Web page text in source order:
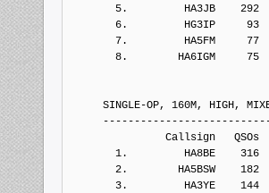
5.         HA3JB    292
6.         HG3IP     93
7.         HA5FM     77
8.        HA6IGM     75
SINGLE-OP, 160M, HIGH,
Callsign   QSOs  Points
1.         HA8BE    316
2.        HA5BSW    182
3.         HA3YE    144